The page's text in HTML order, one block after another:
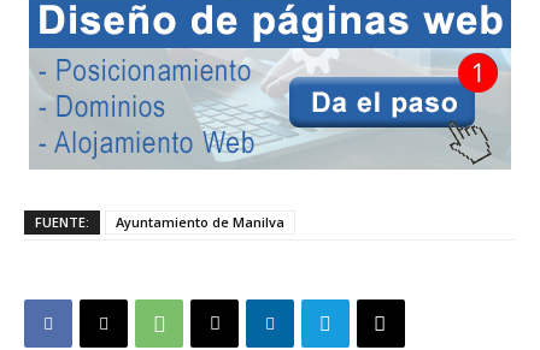
FUENTE: Ayuntamiento de Manilva